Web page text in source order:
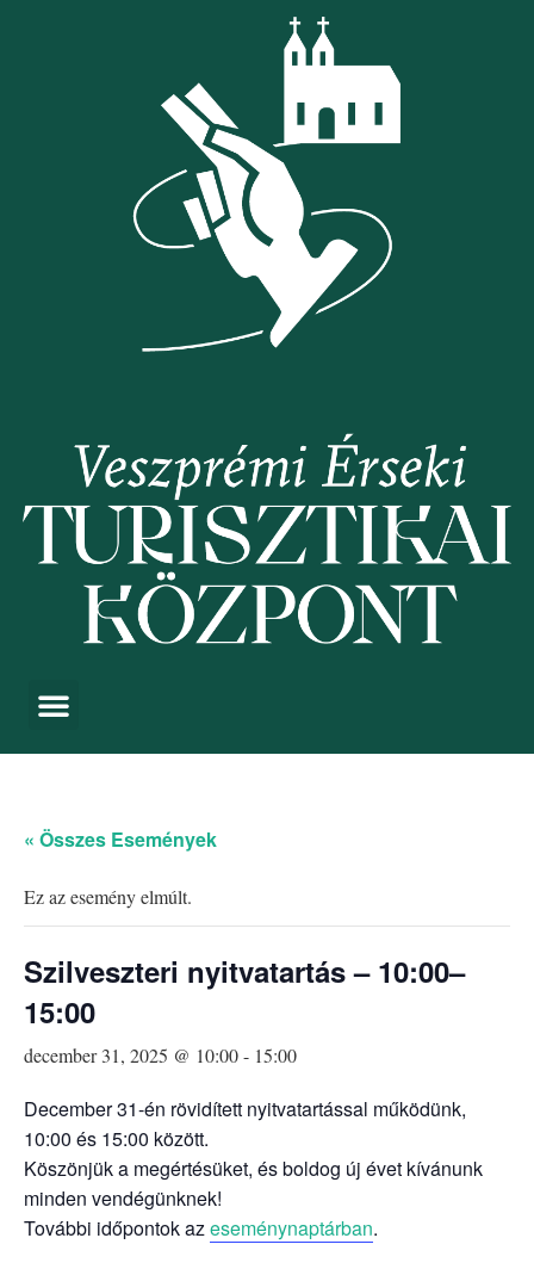
« Összes Események
Ez az esemény elmúlt.
Szilveszteri nyitvatartás – 10:00–
15:00
december 31, 2025 @ 10:00- 15:00
December 31-én rövidített nyitvatartással működünk,
10:00 és 15:00 között.
Köszönjük a megértésüket, és boldog új évet kívánunk
minden vendégünknek!
További időpontok azeseménynaptárban.